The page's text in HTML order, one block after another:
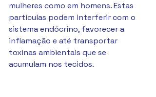
mulheres como em homens. Estas
partículas podem interferir com o
sistema endócrino, favorecer a
inflamação e até transportar
toxinas ambientais que se
acumulam nos tecidos.